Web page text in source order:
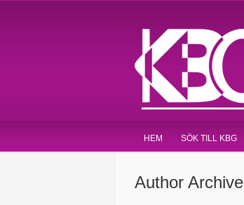
HEM SÖK TILL KBG
Author Archive